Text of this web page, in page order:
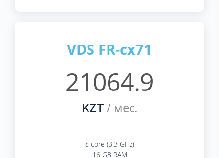
VDS FR-cx71
21064.9
KZT / мес.
8 core (3.3 GHz)
16 GB RAM